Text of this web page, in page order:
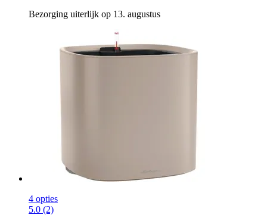
Bezorging uiterlijk op 13. augustus
4 opties
5.0 (2)